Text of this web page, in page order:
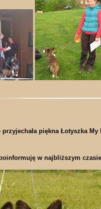
przyjechała piękna Łotyszka My
w najbliższym